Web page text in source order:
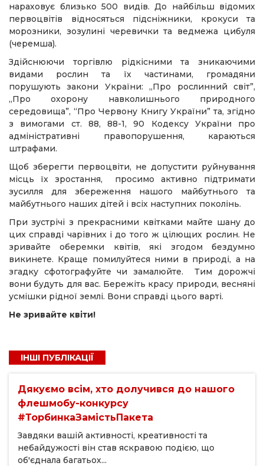
нараховує близько 500 видів. До найбільш відомих
первоцвітів відносяться підсніжники, крокуси та
морозники, зозулині черевички та ведмежа цибуля
(черемша).
Здійснюючи торгівлю рідкісними та зникаючими
видами рослин та їх частинами, громадяни
порушують закони України: „Про рослинний світ”,
„Про охорону навколишнього природного
середовища”, “Про Червону Книгу України” та, згідно
з вимогами ст. 88, 88-1, 90 Кодексу України про
адміністративні правопорушення, караються
штрафами.
Щоб зберегти первоцвіти, не допустити руйнування
місць їх зростання, просимо активно підтримати
зусилля для збереження нашого майбутнього та
майбутнього наших дітей і всіх наступних поколінь.
При зустрічі з прекрасними квітками майте шану до
цих справді чарівних і до того ж цілющих рослин. Не
зривайте оберемки квітів, які згодом бездумно
викинете. Краще помилуйтеся ними в природі, а на
згадку сфотографуйте чи замалюйте. Тим дорожчі
вони будуть для вас. Бережіть красу природи, весняні
усмішки рідної землі. Вони справді цього варті.
Не зривайте квіти!
ІНШІ ПУБЛІКАЦІЇ
Дякуємо всім, хто долучився до нашого
флешмобу-конкурсу
#ТорбинкаЗамістьПакета
Завдяки вашій активності, креативності та
небайдужості він став яскравою подією, що
об'єднала багатьох...